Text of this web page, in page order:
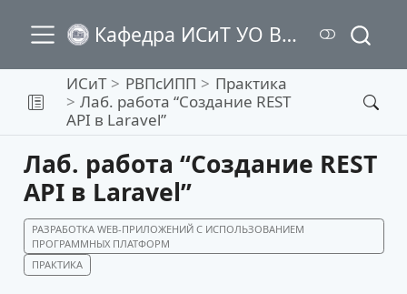
Кафедра ИСиТ УО ВГТУ
ИСиТ РВПсИПП
Практика
Лаб. работа “Создание REST
API в Laravel”
Лаб. работа “Создание REST
API в Laravel”
РАЗРАБОТКА WEB-ПРИЛОЖЕНИЙ С ИСПОЛЬЗОВАНИЕМ
ПРОГРАММНЫХ ПЛАТФОРМ
ПРАКТИКА